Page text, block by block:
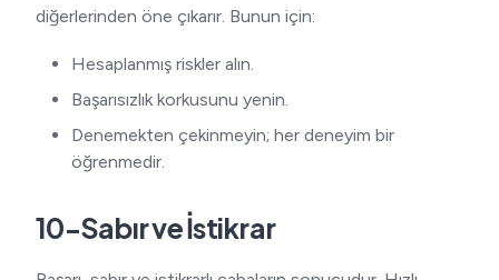
diğerlerinden öne çıkarır. Bunun için:
Hesaplanmış riskler alın.
Başarısızlık korkusunu yenin.
Denemekten çekinmeyin; her deneyim bir
öğrenmedir.
10-Sabır ve İstikrar